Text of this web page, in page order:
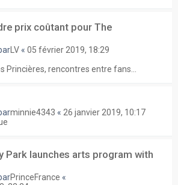
prix coûtant pour The
LV « 05 février 2019, 18:29
Princières, rencontres entre fans...
minnie4343 « 26 janvier 2019, 10:17
Park launches arts program with
PrinceFrance «